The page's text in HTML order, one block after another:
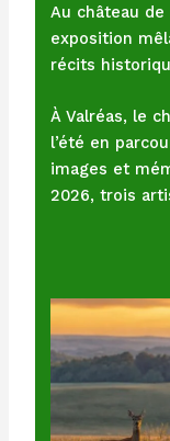
Au château de
exposition
récits
À Valréas, le
l’été en
images et
2026, trois